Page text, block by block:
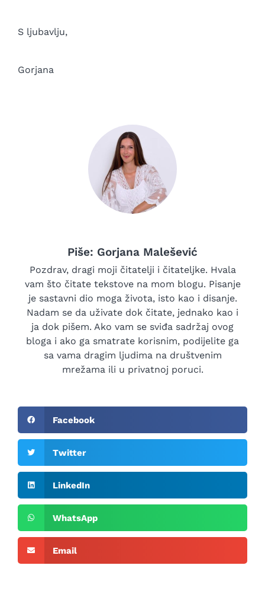
S ljubavlju,
Gorjana
Piše: Gorjana Malešević
Pozdrav, dragi moji čitatelji i čitateljke. Hvala
vam što čitate tekstove na mom blogu. Pisanje
je sastavni dio moga života, isto kao i disanje.
Nadam se da uživate dok čitate, jednako kao i
ja dok pišem. Ako vam se sviđa sadržaj ovog
bloga i ako ga smatrate korisnim, podijelite ga
sa vama dragim ljudima na društvenim
mrežama ili u privatnoj poruci.
Facebook
Twitter
LinkedIn
WhatsApp
Email